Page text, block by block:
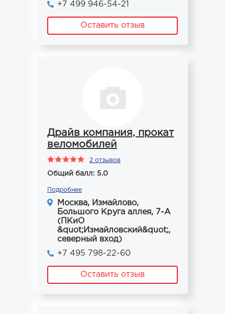
+7 499 946-54-21
Оставить отзыв
Драйв компания, прокат
веломобилей
2 отзывов
Общий балл: 5.0
Подробнее
Москва, Измайлово,
Большого Круга аллея, 7-А
(ПКиО
&quot;Измайловский&quot;,
северный вход)
+7 495 798-22-60
Оставить отзыв